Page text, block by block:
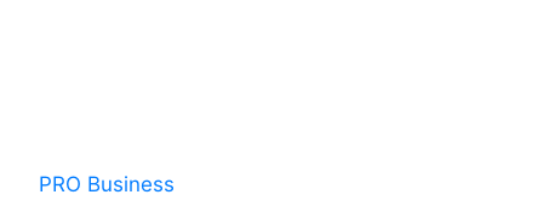
PRO Business